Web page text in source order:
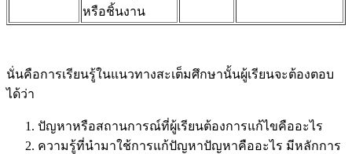
หรือชิ้นงาน
นั่นคือการเรียนรู้ในแนวทางสะเต็มศึกษานั้นผู้เรียนจะต้องตอบ
ได้ว่า
ปัญหาหรือสถานการณ์ที่ผู้เรียนต้องการแก้ไขคืออะไร
ความรู้ที่นำมาใช้การแก้ปัญหาปัญหาคืออะไร มีหลักการ